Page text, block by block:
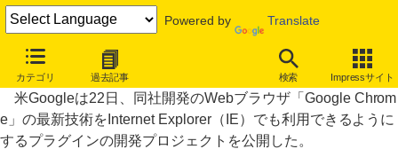
Powered by Translate
カテゴリ 過去記事 検索 Impressサイト
IE用“Chrome変身プラグイン”、Googleが開発プロジェクト公開
米Googleは22日、同社開発のWebブラウザ「Google Chrom
e」の最新技術をInternet Explorer（IE）でも利用できるように
するプラグインの開発プロジェクトを公開した。